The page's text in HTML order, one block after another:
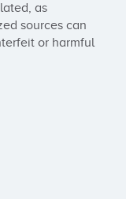
as
sources can
or harmful